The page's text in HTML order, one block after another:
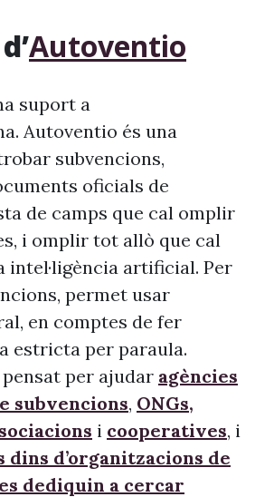
Autoventio
suport a
Autoventio és una
subvencions,
oficials de
de camps que cal omplir
i omplir tot allò que cal
intel·ligència artificial. Per
permet usar
en comptes de fer
estricta per paraula.
per ajudar agències
subvencions, ONGs,
i cooperatives, i
dins d’organitzacions de
dediquin a cercar